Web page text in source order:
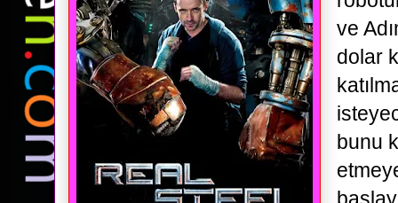
ve
dolar
bunu